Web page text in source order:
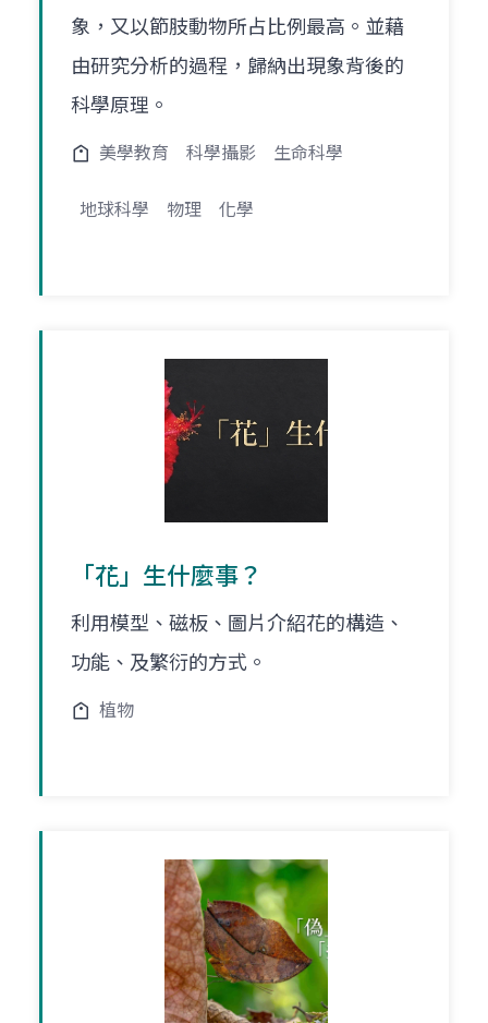
象，又以節肢動物所占比例最高。並藉
由研究分析的過程，歸納出現象背後的
科學原理。
美學教育 科學攝影 生命科學
地球科學 物理 化學
「花」生什麼事？
利用模型、磁板、圖片介紹花的構造、
功能、及繁衍的方式。
植物